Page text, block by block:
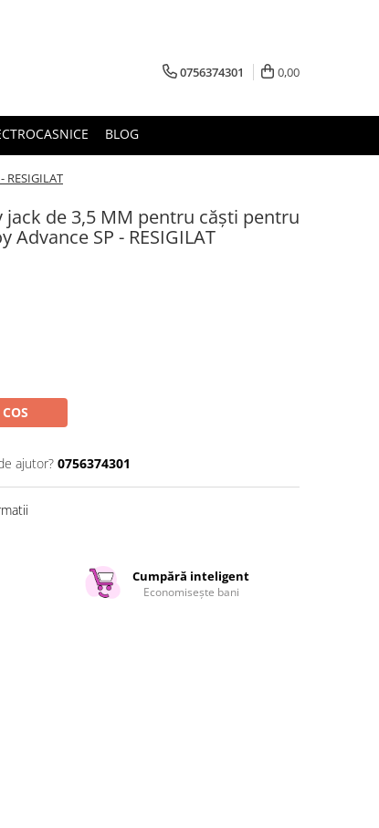
0756374301 0,00
BLOG
de 3,5 MM pentru căști pentru
Advance SP - RESIGILAT
ajutor? 0756374301
Cumpără inteligent
Economisește bani